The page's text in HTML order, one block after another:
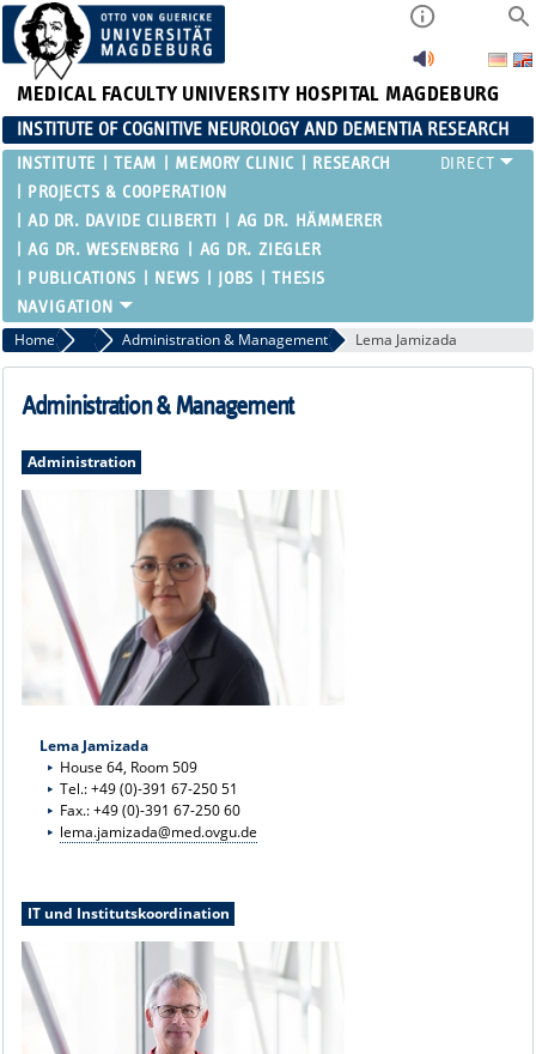
MEDICAL FACULTY UNIVERSITY HOSPITAL MAGDEBURG
INSTITUTE OF COGNITIVE NEUROLOGY AND DEMENTIA RESEARCH
INSTITUTE TEAM MEMORY CLINIC
RESEARCH
PROJECTS & COOPERATION
AD DR. DAVIDE CILIBERTI
AG DR. HÄMMERER
AG DR. WESENBERG
AG DR. ZIEGLER
PUBLICATIONS
NEWS JOBS THESIS
Home Team Administration & Management Lema Jamizada
Administration & Management
Administration
Lema Jamizada
House 64, Room 509
Tel.: +49 (0)-391 67-250 51
Fax.: +49 (0)-391 67-250 60
lema.jamizada@med.ovgu.de
IT und Institutskoordination